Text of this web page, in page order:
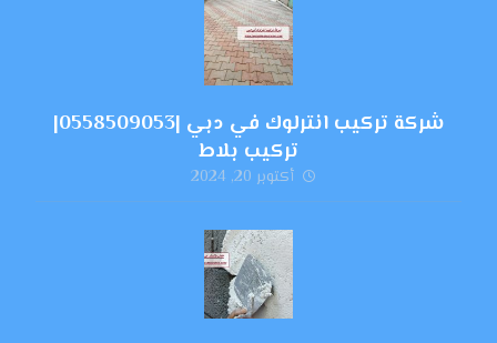
شركة تركيب انترلوك في دبي |0558509053|
تركيب بلاط
أكتوبر 20, 2024